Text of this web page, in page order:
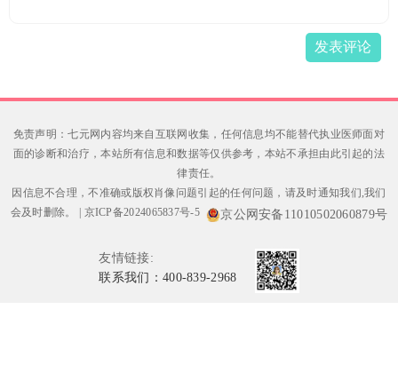
发表评论
免责声明：七元网内容均来自互联网收集，任何信息均不能替代执业医师面对
面的诊断和治疗，本站所有信息和数据等仅供参考，本站不承担由此引起的法
律责任。
因信息不合理，不准确或版权肖像问题引起的任何问题，请及时通知我们,我们
会及时删除。 | 京ICP备2024065837号-5 京公网安备11010502060879号
友情链接:
联系我们：400-839-2968